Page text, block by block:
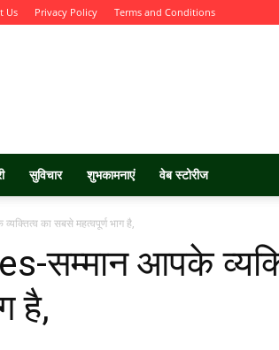
Us Privacy Policy Terms and Conditions
सुविचार शुभकामनाएं वेब स्टोरीज
का सबसे महत्वपूर्ण भाग है,
सम्मान आपके
है,